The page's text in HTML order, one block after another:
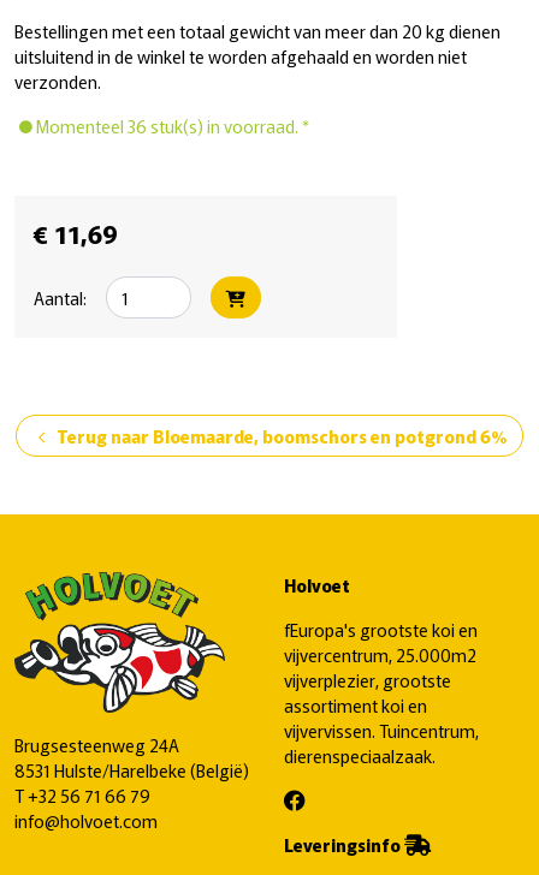
Bestellingen met een totaal gewicht van meer dan 20 kg dienen
uitsluitend in de winkel te worden afgehaald en worden niet
verzonden.
Momenteel 36 stuk(s) in voorraad. *
€ 11,69
Aantal:
chevron_left Terug naar Bloemaarde, boomschors en potgrond 6%
Brugsesteenweg 24A
8531 Hulste/Harelbeke (België)
T+32 56 71 66 79
info@holvoet.com
Holvoet
fEuropa's grootste koi en
vijvercentrum, 25.000m2
vijverplezier, grootste
assortiment koi en
vijvervissen. Tuincentrum,
dierenspeciaalzaak.
Leveringsinfo